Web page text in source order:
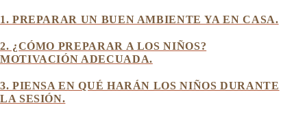
1. PREPARAR UN BUEN AMBIENTE YA EN CASA.
2. ¿CÓMO PREPARAR A LOS NIÑOS?
MOTIVACIÓN ADECUADA.
3. PIENSA EN QUÉ HARÁN LOS NIÑOS DURANTE
LA SESIÓN.